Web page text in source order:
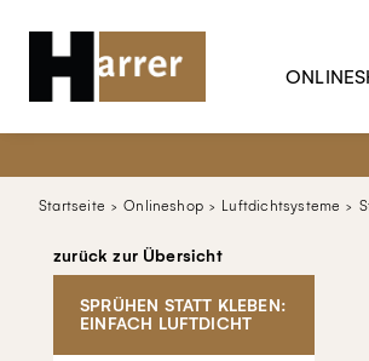
Startseite Onlineshop Luftdichtsysteme
zurück zur Übersicht
SPRÜHEN STATT KLEBEN:
EINFACH LUFTDICHT